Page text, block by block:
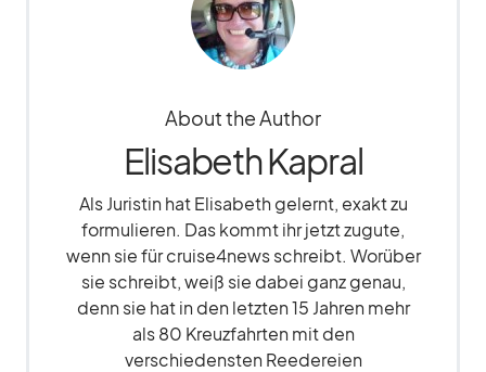
About the Author
Elisabeth Kapral
Als Juristin hat Elisabeth gelernt, exakt zu
formulieren. Das kommt ihr jetzt zugute,
wenn sie für cruise4news schreibt. Worüber
sie schreibt, weiß sie dabei ganz genau,
denn sie hat in den letzten 15 Jahren mehr
als 80 Kreuzfahrten mit den
verschiedensten Reedereien